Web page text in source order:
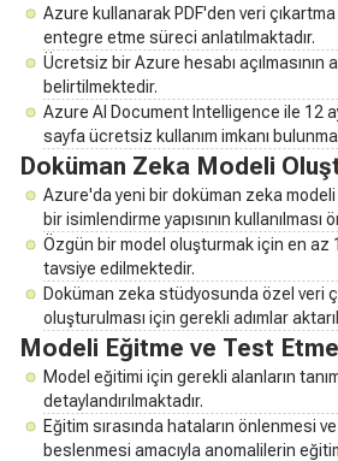
Azure kullanarak PDF'den veri
entegre etme süreci anlatılmaktadır.
Ücretsiz bir Azure hesabı açılmasının
belirtilmektedir.
Azure AI Document Intelligence ile 12
sayfa ücretsiz kullanım imkanı
Doküman Zeka Modeli
Azure'da yeni bir doküman zeka
bir isimlendirme yapısının kullanılması
Özgün bir model oluşturmak için en az
tavsiye edilmektedir.
Doküman zeka stüdyosunda özel veri
oluşturulması için gerekli adımlar
Modeli Eğitme ve Test Etme
Model eğitimi için gerekli alanların
detaylandırılmaktadır.
Eğitim sırasında hataların önlenmesi
beslenmesi amacıyla anomalilerin